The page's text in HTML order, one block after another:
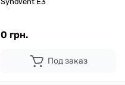
0 грн.
Под заказ